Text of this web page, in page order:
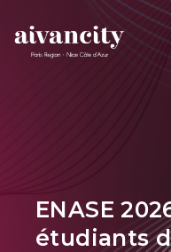
Aller au contenu
Fil
ENASE
étudiants